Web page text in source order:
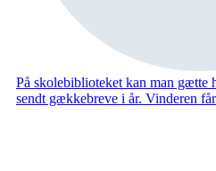
På skolebiblioteket kan man
sendt gækkebreve i år. Vinderen